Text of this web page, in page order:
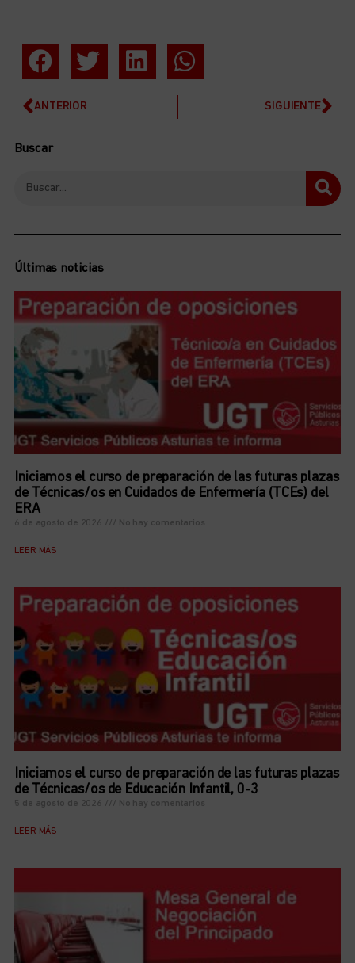
ANTERIOR SIGUIENTE
Buscar
Últimas noticias
Iniciamos el curso de preparación de las futuras plazas
de Técnicas/os en Cuidados de Enfermería (TCEs) del
ERA
6 de agosto de 2026 No hay comentarios
LEER MÁS
Iniciamos el curso de preparación de las futuras plazas
de Técnicas/os de Educación Infantil, 0-3
5 de agosto de 2026 No hay comentarios
LEER MÁS